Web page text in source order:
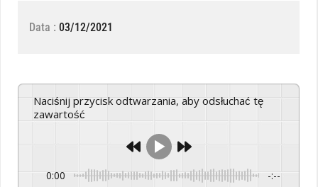
Data : 03/12/2021
Naciśnij przycisk odtwarzania, aby odsłuchać tę
zawartość
0:00 -:--